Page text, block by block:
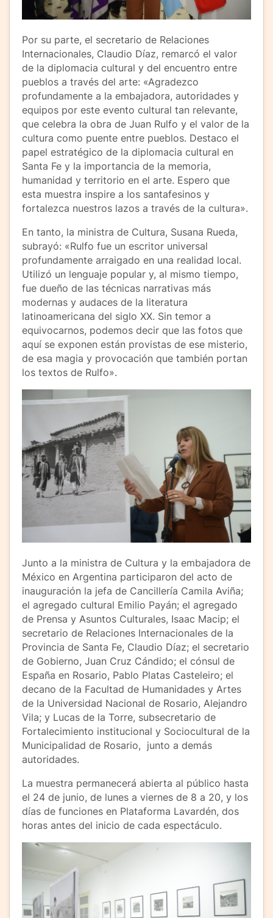
Por su parte, el secretario de Relaciones
Internacionales, Claudio Díaz, remarcó el valor
de la diplomacia cultural y del encuentro entre
pueblos a través del arte: «Agradezco
profundamente a la embajadora, autoridades y
equipos por este evento cultural tan relevante,
que celebra la obra de Juan Rulfo y el valor de la
cultura como puente entre pueblos. Destaco el
papel estratégico de la diplomacia cultural en
Santa Fe y la importancia de la memoria,
humanidad y territorio en el arte. Espero que
esta muestra inspire a los santafesinos y
fortalezca nuestros lazos a través de la cultura».
En tanto, la ministra de Cultura, Susana Rueda,
subrayó: «Rulfo fue un escritor universal
profundamente arraigado en una realidad local.
Utilizó un lenguaje popular y, al mismo tiempo,
fue dueño de las técnicas narrativas más
modernas y audaces de la literatura
latinoamericana del siglo XX. Sin temor a
equivocarnos, podemos decir que las fotos que
aquí se exponen están provistas de ese misterio,
de esa magia y provocación que también portan
los textos de Rulfo».
Junto a la ministra de Cultura y la embajadora de
México en Argentina participaron del acto de
inauguración la jefa de Cancillería Camila Aviña;
el agregado cultural Emilio Payán; el agregado
de Prensa y Asuntos Culturales, Isaac Macip; el
secretario de Relaciones Internacionales de la
Provincia de Santa Fe, Claudio Díaz; el secretario
de Gobierno, Juan Cruz Cándido; el cónsul de
España en Rosario, Pablo Platas Casteleiro; el
decano de la Facultad de Humanidades y Artes
de la Universidad Nacional de Rosario, Alejandro
Vila; y Lucas de la Torre, subsecretario de
Fortalecimiento institucional y Sociocultural de la
Municipalidad de Rosario, junto a demás
autoridades.
La muestra permanecerá abierta al público hasta
el 24 de junio, de lunes a viernes de 8 a 20, y los
días de funciones en Plataforma Lavardén, dos
horas antes del inicio de cada espectáculo.